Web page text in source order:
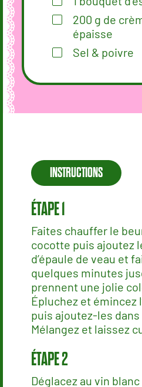
200 g de
épaisse
Sel & poivre
INSTRUCTIONS
Faites chauffer le
cocotte puis ajoutez
d’épaule de veau et
quelques minutes
prennent une jolie
Épluchez et émincez
puis ajoutez-les
Mélangez et laissez
Déglacez au vin